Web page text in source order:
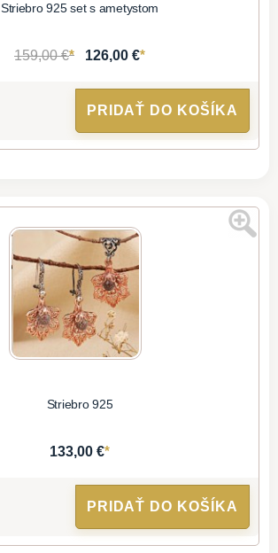
Striebro 925 set s ametystom
159,00 €* 126,00 €*
PRIDAŤ DO KOŠÍKA
Striebro 925
133,00 €*
PRIDAŤ DO KOŠÍKA